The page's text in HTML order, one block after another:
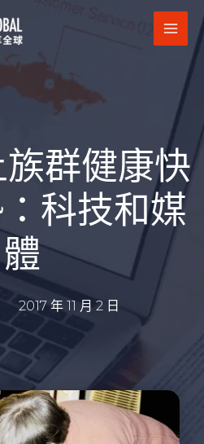
群健康快
科技和媒
體
2017 年 11 月 2 日